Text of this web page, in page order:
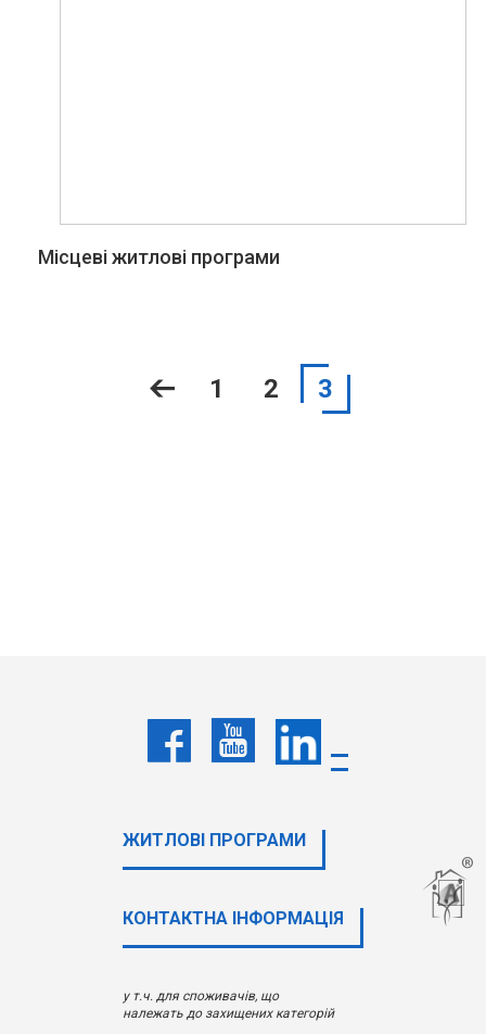
Місцеві житлові програми
1 2 3
ЖИТЛОВІ ПРОГРАМИ
КОНТАКТНА ІНФОРМАЦІЯ
у т.ч. для споживачів, що
належать до захищених категорій